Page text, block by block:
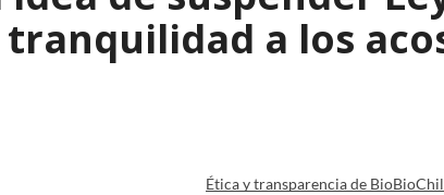
a los
Ética y transparencia de